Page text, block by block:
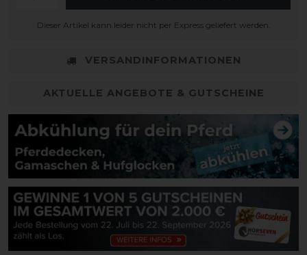
Dieser Artikel kann leider nicht per Express geliefert werden.
VERSANDINFORMATIONEN
AKTUELLE ANGEBOTE & GUTSCHEINE